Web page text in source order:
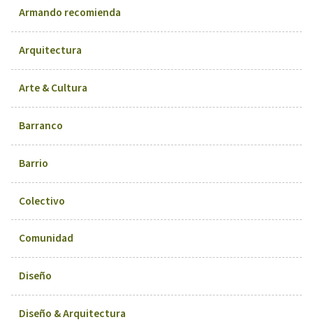
Armando recomienda
Arquitectura
Arte & Cultura
Barranco
Barrio
Colectivo
Comunidad
Diseño
Diseño & Arquitectura